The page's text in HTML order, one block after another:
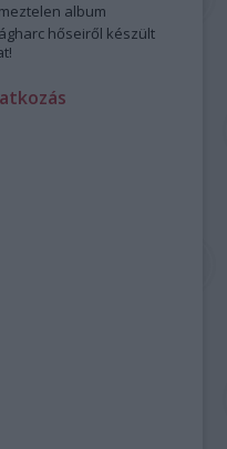
album
hőseiről készült